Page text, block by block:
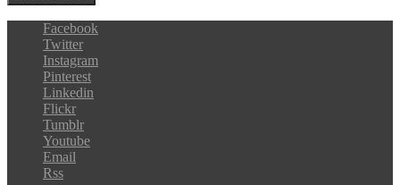
Facebook
Twitter
Instagram
Pinterest
Linkedin
Flickr
Tumblr
Youtube
Email
Rss